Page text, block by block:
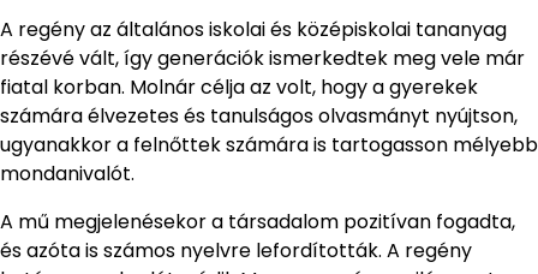
A regény az általános iskolai és középiskolai tananyag
részévé vált, így generációk ismerkedtek meg vele már
fiatal korban. Molnár célja az volt, hogy a gyerekek
számára élvezetes és tanulságos olvasmányt nyújtson,
ugyanakkor a felnőttek számára is tartogasson mélyebb
mondanivalót.
A mű megjelenésekor a társadalom pozitívan fogadta,
és azóta is számos nyelvre lefordították. A regény